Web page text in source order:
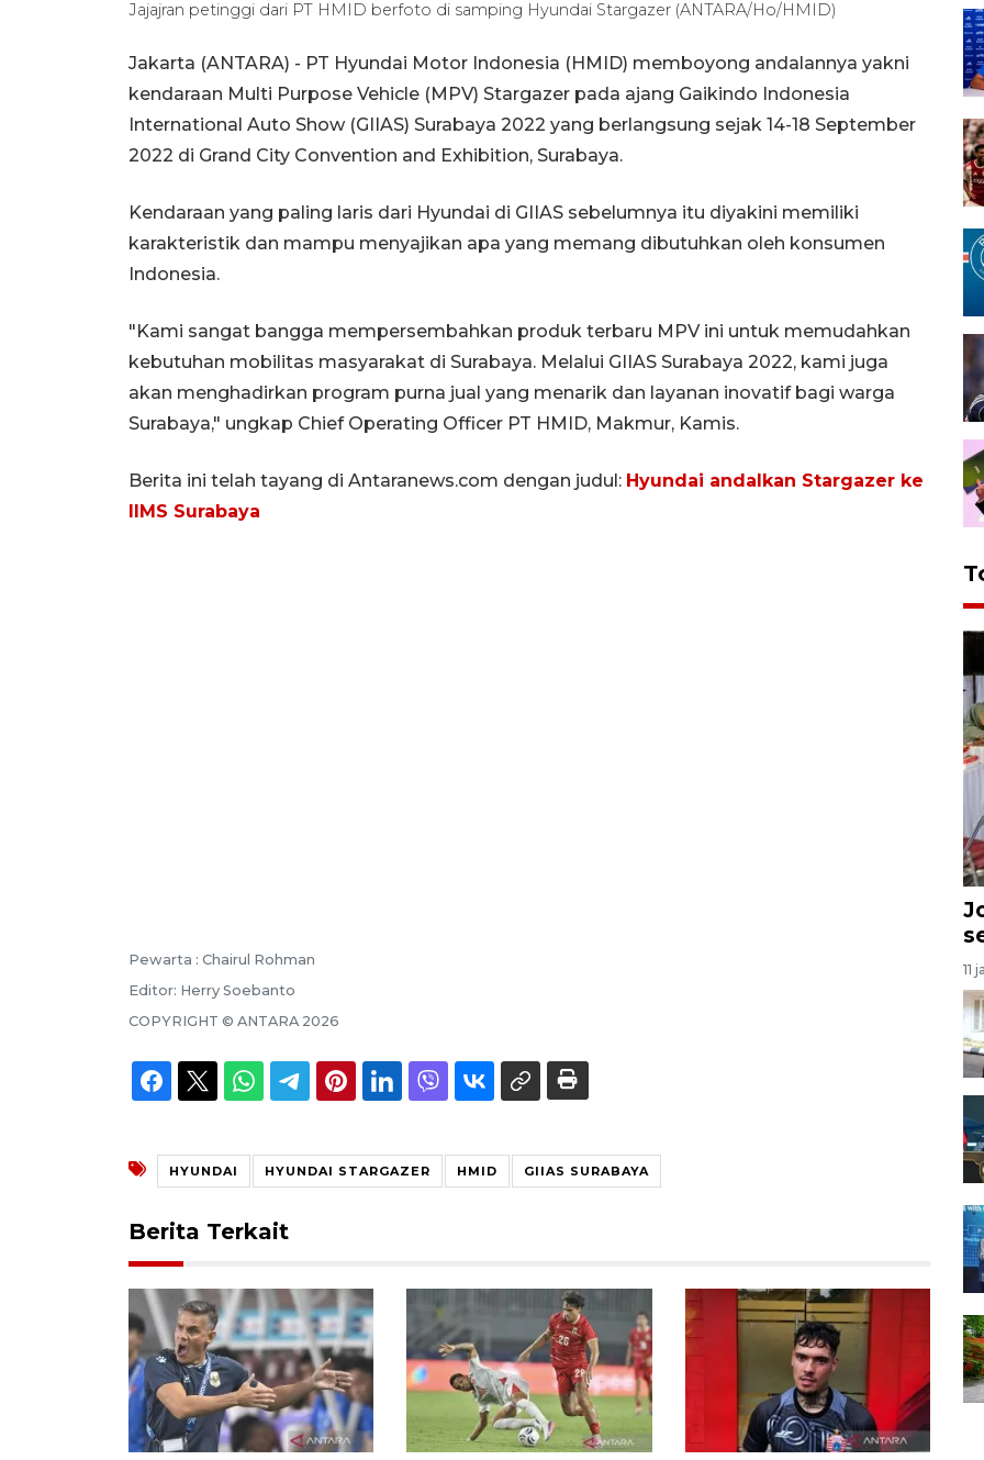
Jajajran petinggi dari PT HMID berfoto di samping Hyundai Stargazer (ANTARA/Ho/HMID)
Jakarta (ANTARA) - PT Hyundai Motor Indonesia (HMID) memboyong andalannya yakni
kendaraan Multi Purpose Vehicle (MPV) Stargazer pada ajang Gaikindo Indonesia
International Auto Show (GIIAS) Surabaya 2022 yang berlangsung sejak 14-18 September
2022 di Grand City Convention and Exhibition, Surabaya.
Kendaraan yang paling laris dari Hyundai di GIIAS sebelumnya itu diyakini memiliki
karakteristik dan mampu menyajikan apa yang memang dibutuhkan oleh konsumen
Indonesia.
"Kami sangat bangga mempersembahkan produk terbaru MPV ini untuk memudahkan
kebutuhan mobilitas masyarakat di Surabaya. Melalui GIIAS Surabaya 2022, kami juga
akan menghadirkan program purna jual yang menarik dan layanan inovatif bagi warga
Surabaya," ungkap Chief Operating Officer PT HMID, Makmur, Kamis.
Berita ini telah tayang di Antaranews.com dengan judul: Hyundai andalkan Stargazer ke
IIMS Surabaya
Pewarta : Chairul Rohman
Editor: Herry Soebanto
COPYRIGHT © ANTARA 2026
HYUNDAI HYUNDAI STARGAZER HMID GIIAS SURABAYA
Berita Terkait
11